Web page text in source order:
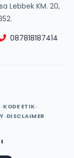
Lebbek KM. 20,
087818187414
•KODE ETIK•
•DISCLAIMER